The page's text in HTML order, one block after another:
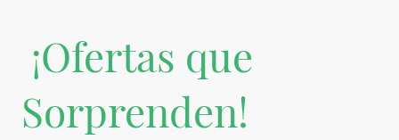
¡Ofertas que
Sorprenden!